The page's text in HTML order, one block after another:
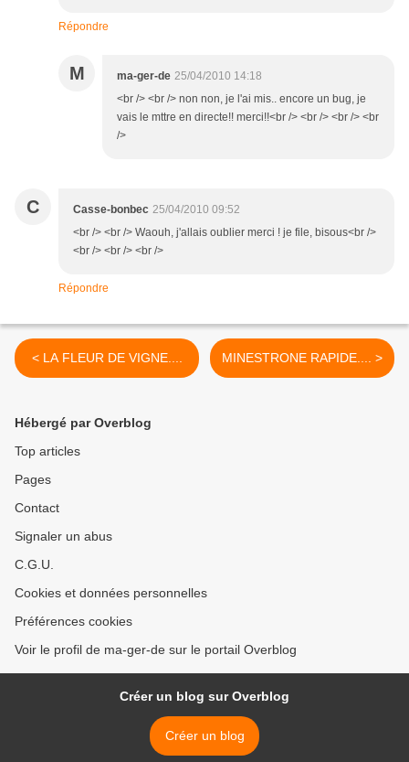
Répondre
M ma-ger-de 25/04/2010 14:18
<br /> <br /> non non, je l'ai mis.. encore un bug, je
vais le mttre en directe!! merci!!<br /> <br /> <br /> <br
/>
C Casse-bonbec 25/04/2010 09:52
<br /> <br /> Waouh, j'allais oublier merci ! je file, bisous<br />
<br /> <br /> <br />
Répondre
< LA FLEUR DE VIGNE.... MINESTRONE RAPIDE.... >
Hébergé par Overblog
Top articles
Pages
Contact
Signaler un abus
C.G.U.
Cookies et données personnelles
Préférences cookies
Voir le profil de ma-ger-de sur le portail Overblog
Créer un blog sur Overblog
Créer un blog